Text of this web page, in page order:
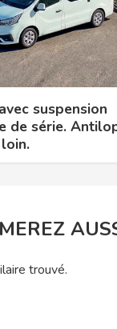
suspension
de série.
trouvé.